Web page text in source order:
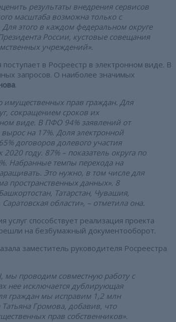
результаты внедрения сервисов
масштаба возможна только с
этого в каждом федеральном округе
России, кустовые совещания
учреждений».
в Росреестр в электронном виде. В
запросов. О наиболее значимых
.
имущественных прав граждан. Для
сокращением сроков их
виде. В ПФО 94% заявлений от
вырос на 17%. Доля электронной
договоров долевого участия
году. 87% – показатель округа по
Набранные темпы перехода на
Это нужно, в том числе для
пространственных данных». 8
Татарстан, Чувашия,
области», – отметила она.
способствует реализация проекта
на безбумажный документооборот.
заместитель руководителя Росреестра
мы проводим совместную работу с
нее исключается дублирующая
граждан мы исправим 1,2 млн
Громова, добавив, что
прав собственников».